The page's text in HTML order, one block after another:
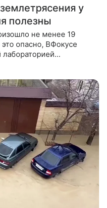
у
полезны
не менее 19
опасно, ВФокусе
лабораторией